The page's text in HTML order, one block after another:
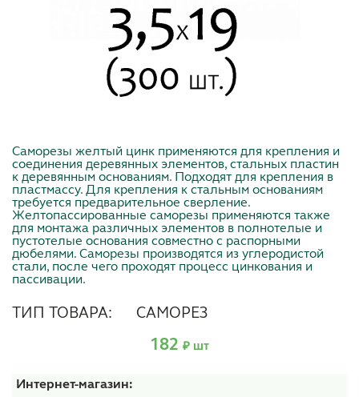
Саморезы желтый цинк применяются для крепления и
соединения деревянных элементов, стальных пластин
к деревянным основаниям. Подходят для крепления в
пластмассу. Для крепления к стальным основаниям
требуется предварительное сверление.
Желтопассированные саморезы применяются также
для монтажа различных элементов в полнотелые и
пустотелые основания совместно с распорными
дюбелями. Саморезы производятся из углеродистой
стали, после чего проходят процесс цинкования и
пассивации.
ТИП ТОВАРА: САМОРЕЗ
182 ₽ шт
Интернет-магазин: